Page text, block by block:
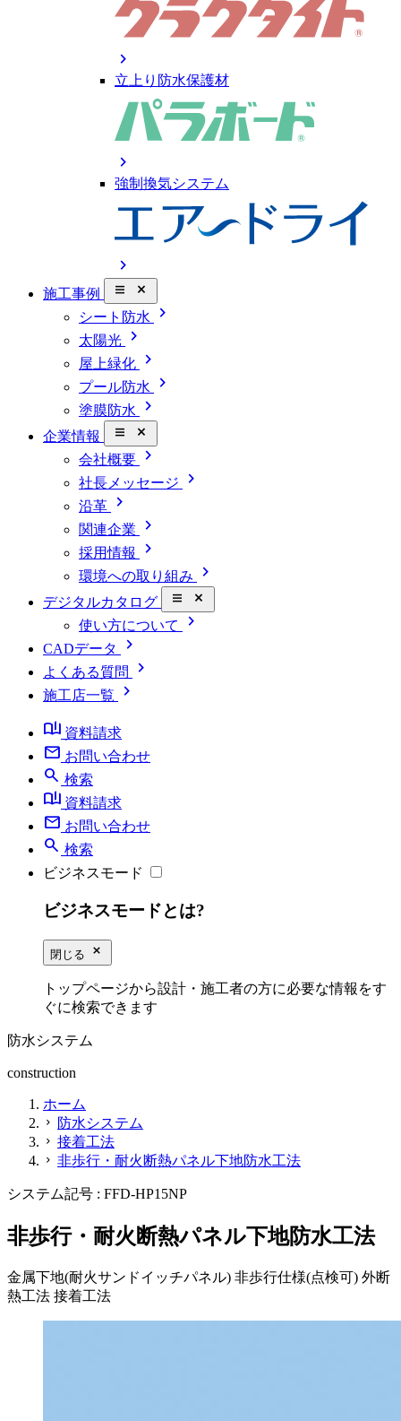
chevron_right
立上り防水保護材
chevron_right
強制換気システム
chevron_right
施工事例 close_small
シート防水 chevron_right
太陽光 chevron_right
屋上緑化 chevron_right
プール防水 chevron_right
塗膜防水 chevron_right
企業情報 close_small
会社概要 chevron_right
社長メッセージ chevron_right
沿革 chevron_right
関連企業 chevron_right
採用情報 chevron_right
環境への取り組み chevron_right
デジタルカタログ close_small
使い方について chevron_right
CADデータ chevron_right
よくある質問 chevron_right
施工店一覧
chevron_right
book_ribbon 資料請求
mail お問い合わせ
search 検索
book_ribbon 資料請求
mail お問い合わせ
search 検索
ビジネスモード
ビジネスモードとは?
閉じる close_small
トップページから設計・施工者の方に必要な情報をす
ぐに検索できます
防水システム
construction
ホーム
chevron_right 防水システム
chevron_right 接着工法
chevron_right 非歩行・耐火断熱パネル下地防水工法
システム記号 : FFD-HP15NP
非歩行・耐火断熱パネル下地防水工法
金属下地(耐火サンドイッチパネル) 非歩行仕様(点検可) 外断
熱工法 接着工法